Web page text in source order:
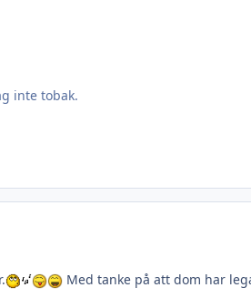
inte tobak.
Med tanke på att dom har